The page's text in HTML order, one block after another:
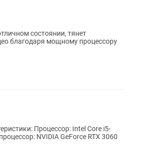
состоянии, тянет
благодаря мощному процессору
Процессор: Intel Core i5-
NVIDIA GeForce RTX 3060